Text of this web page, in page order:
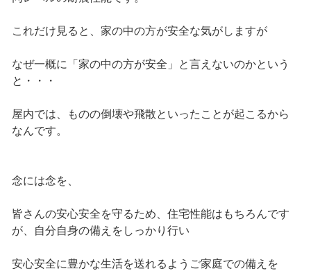
これだけ見ると、家の中の方が安全な気がしますが
なぜ一概に「家の中の方が安全」と言えないのかという
と・・・
屋内では、ものの倒壊や飛散といったことが起こるから
なんです。
念には念を、
皆さんの安心安全を守るため、住宅性能はもちろんです
が、自分自身の備えをしっかり行い
安心安全に豊かな生活を送れるようご家庭での備えを